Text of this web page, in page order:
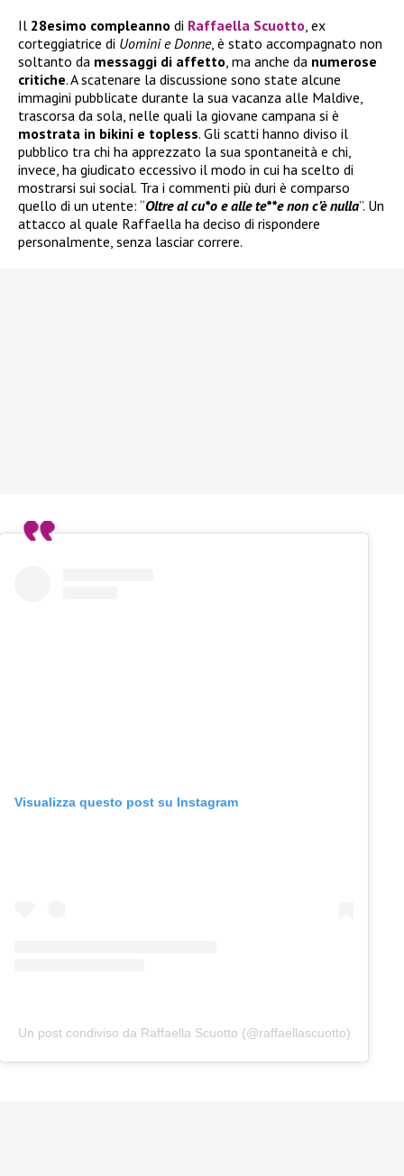
Il 28esimo compleanno di Raffaella Scuotto , ex
corteggiatrice di Uomini e Donne, è stato accompagnato non
soltanto da messaggi di affetto , ma anche da numerose
critiche. A scatenare la discussione sono state alcune
immagini pubblicate durante la sua vacanza alle Maldive,
trascorsa da sola, nelle quali la giovane campana si è
mostrata in bikini e topless. Gli scatti hanno diviso il
pubblico tra chi ha apprezzato la sua spontaneità e chi,
invece, ha giudicato eccessivo il modo in cui ha scelto di
mostrarsi sui social. Tra i commenti più duri è comparso
quello di un utente: “Oltre al cu*o e alle te**e non c’è nulla”. Un
attacco al quale Raffaella ha deciso di rispondere
personalmente, senza lasciar correre.
Visualizza questo post su Instagram
Un post condiviso da Raffaella Scuotto (@raffaellascuotto)